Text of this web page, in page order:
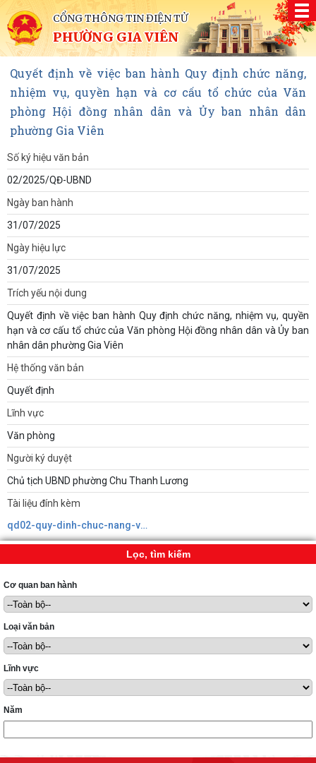
CỔNG THÔNG TIN ĐIỆN TỬ
PHƯỜNG GIA VIÊN
Quyết định về việc ban hành Quy định chức năng,
nhiệm vụ, quyền hạn và cơ cấu tổ chức của Văn
phòng Hội đồng nhân dân và Ủy ban nhân dân
phường Gia Viên
Số ký hiệu văn bản
02/2025/QĐ-UBND
Ngày ban hành
31/07/2025
Ngày hiệu lực
31/07/2025
Trích yếu nội dung
Quyết định về việc ban hành Quy định chức năng, nhiệm vụ, quyền
hạn và cơ cấu tổ chức của Văn phòng Hội đồng nhân dân và Ủy ban
nhân dân phường Gia Viên
Hệ thống văn bản
Quyết định
Lĩnh vực
Văn phòng
Người ký duyệt
Chủ tịch UBND phường Chu Thanh Lương
Tài liệu đính kèm
qd02-quy-dinh-chuc-nang-van-phong.signed638912972119352199.pdf
Lọc, tìm kiếm
Cơ quan ban hành
Loại văn bản
Lĩnh vực
Năm